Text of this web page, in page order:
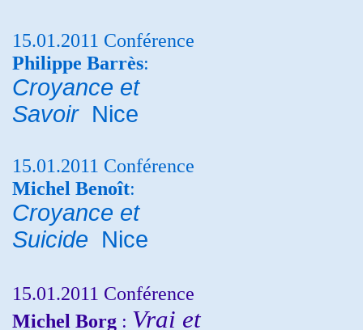
15.01.2011 Conférence
Philippe Barrès:
Croyance et
Savoir Nice
15.01.2011 Conférence
Michel Benoît:
Croyance et
Suicide Nice
15.01.2011 Conférence
Michel Borg : Vrai et